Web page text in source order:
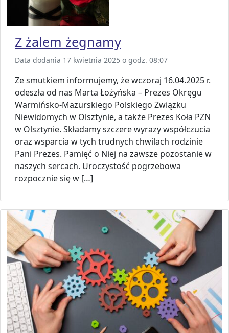
Z żalem żegnamy
Data dodania 17 kwietnia 2025 o godz. 08:07
Ze smutkiem informujemy, że wczoraj 16.04.2025 r.
odeszła od nas Marta Łożyńska – Prezes Okręgu
Warmińsko-Mazurskiego Polskiego Związku
Niewidomych w Olsztynie, a także Prezes Koła PZN
w Olsztynie. Składamy szczere wyrazy współczucia
oraz wsparcia w tych trudnych chwilach rodzinie
Pani Prezes. Pamięć o Niej na zawsze pozostanie w
naszych sercach. Uroczystość pogrzebowa
rozpocznie się w […]